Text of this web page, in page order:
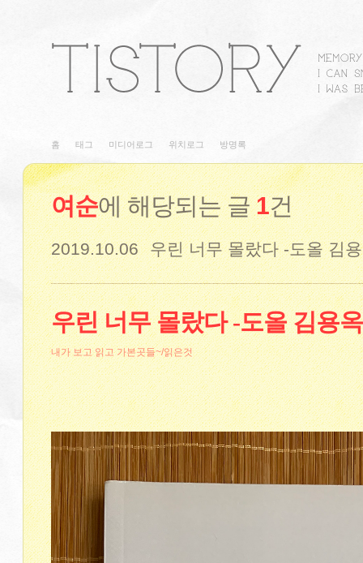
홈 태그 미디어로그 위치로그 방명록
여순에 해당되는 글1건
2019.10.06 우린 너무 몰랐다 -도올 김
우린 너무 몰랐다 -도올 김용옥
내가 보고 읽고 가본곳들~/읽은것